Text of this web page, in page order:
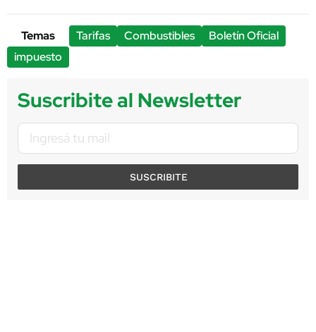
Temas Tarifas Combustibles
Boletín Oficial
impuesto
Suscribite al Newsletter
SUSCRIBITE